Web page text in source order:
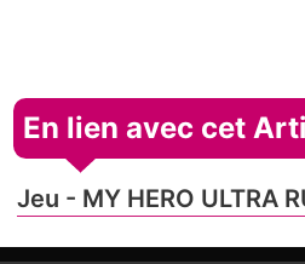
En lien avec cet
Jeu - MY HERO ULTRA